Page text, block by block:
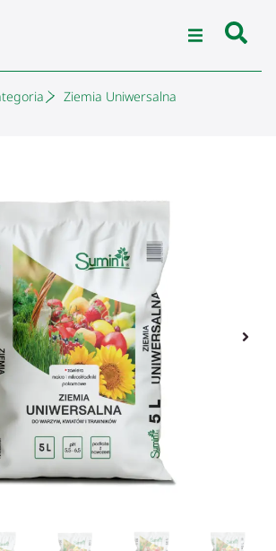
Ziemia Uniwersalna